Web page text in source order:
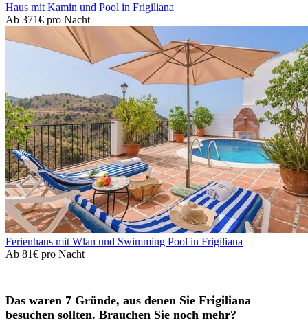
Haus mit Kamin und Pool in Frigiliana
Ab 371€ pro Nacht
Ferienhaus mit Wlan und Swimming Pool in Frigiliana
Ab 81€ pro Nacht
Das waren 7 Gründe, aus denen Sie Frigiliana
besuchen sollten. Brauchen Sie noch mehr?